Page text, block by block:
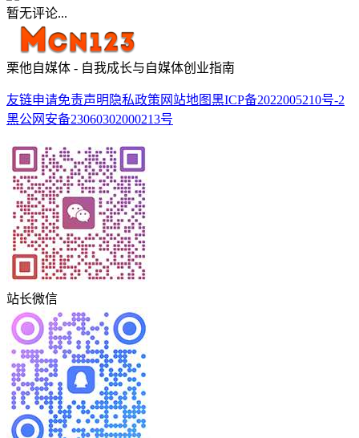
暂无评论...
栗他自媒体 - 自我成长与自媒体创业指南
友链申请免责声明 隐私政策 网站地图黑ICP备2022005210号-2
黑公网安备23060302000213号
站长微信